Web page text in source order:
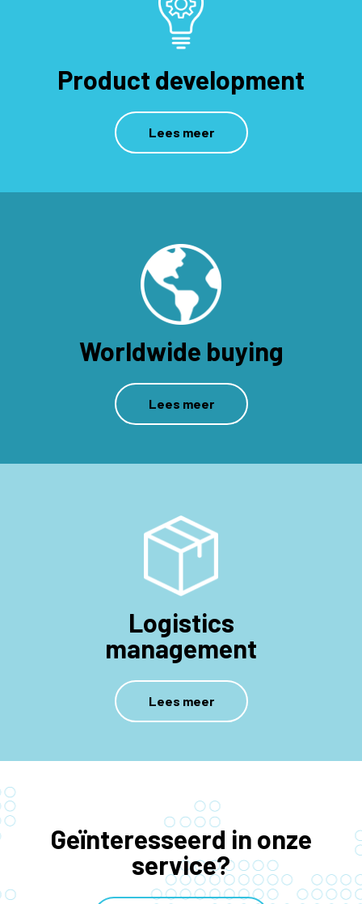
Product development
Lees meer
Worldwide buying
Lees meer
Logistics
management
Lees meer
Geïnteresseerd in onze
service?